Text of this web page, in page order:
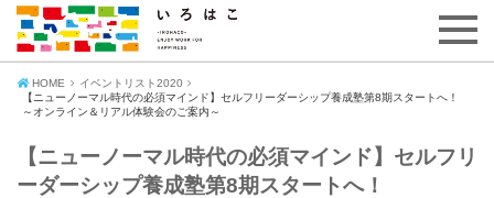
HOME
イベントリスト2020
【ニューノーマル時代の必須マインド】セルフリーダーシップ養成塾第8期スタートへ！
～オンライン＆リアル体験会のご案内～
【ニューノーマル時代の必須マインド】セルフリ
ーダーシップ養成塾第8期スタートへ！